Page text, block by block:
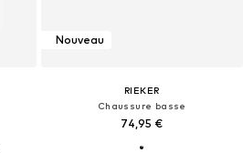
Nouveau
RIEKER
Chaussure basse
74,95 €